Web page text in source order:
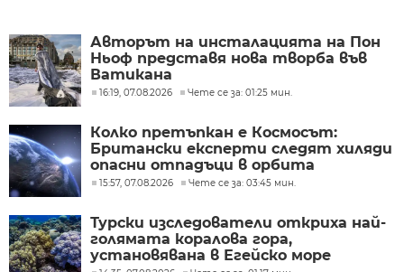
Авторът на инсталацията на Пон
Ньоф представя нова творба във
Ватикана
16:19, 07.08.2026 Чете се за: 01:25 мин.
Колко претъпкан е Космосът:
Британски експерти следят хиляди
опасни отпадъци в орбита
15:57, 07.08.2026 Чете се за: 03:45 мин.
Турски изследователи откриха най-
голямата коралова гора,
установявана в Егейско море